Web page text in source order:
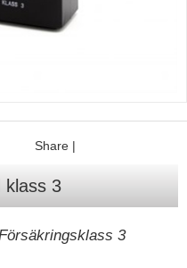
Share |
klass 3
3